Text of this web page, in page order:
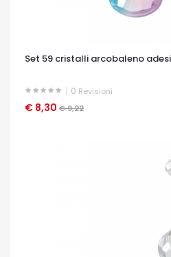
Set 59 cristalli arcobaleno
0 Revisioni
€ 8,30 € 9,22
OCCHIATA VELOCE